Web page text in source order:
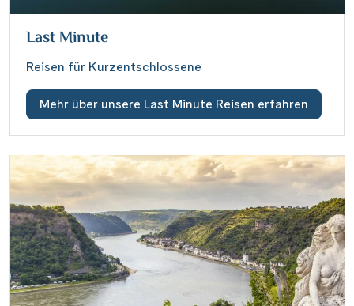
Last Minute
Reisen für Kurzentschlossene
Mehr über unsere Last Minute Reisen erfahren